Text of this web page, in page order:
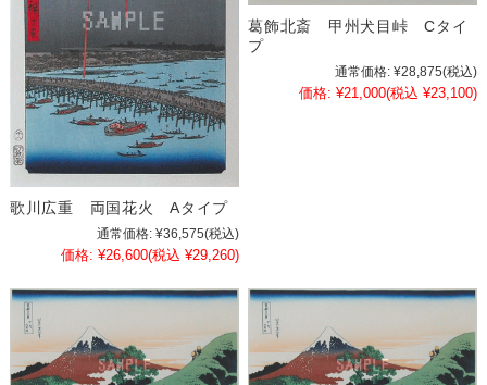
歌川広重 両国花火 Aタイプ
通常価格: ¥36,575(税込)
価格: ¥26,600(税込 ¥29,260)
葛飾北斎 甲州犬目峠 Cタイ
プ
通常価格: ¥28,875(税込)
価格: ¥21,000(税込 ¥23,100)